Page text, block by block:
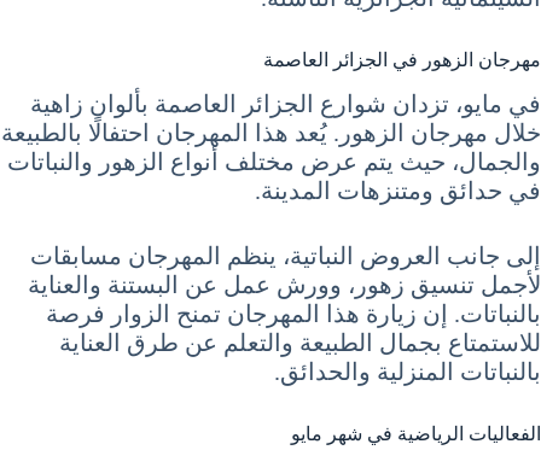
مهرجان الزهور في الجزائر العاصمة
في مايو، تزدان شوارع الجزائر العاصمة بألوان زاهية
خلال مهرجان الزهور. يُعد هذا المهرجان احتفالًا بالطبيعة
والجمال، حيث يتم عرض مختلف أنواع الزهور والنباتات
في حدائق ومتنزهات المدينة.
إلى جانب العروض النباتية، ينظم المهرجان مسابقات
لأجمل تنسيق زهور، وورش عمل عن البستنة والعناية
بالنباتات. إن زيارة هذا المهرجان تمنح الزوار فرصة
للاستمتاع بجمال الطبيعة والتعلم عن طرق العناية
بالنباتات المنزلية والحدائق.
الفعاليات الرياضية في شهر مايو